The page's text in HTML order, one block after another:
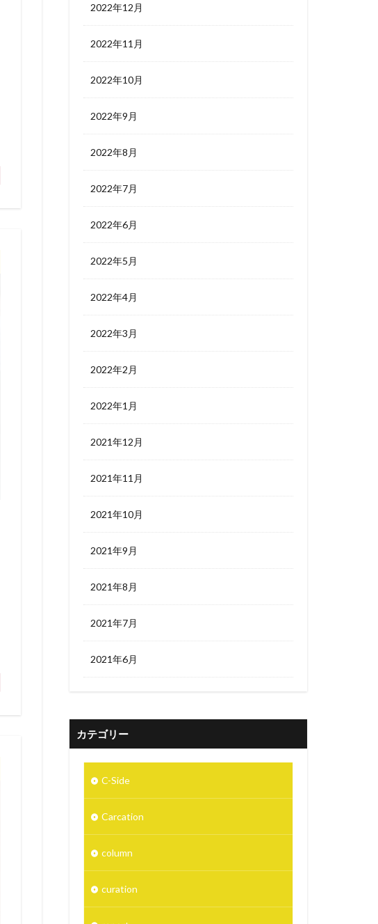
2022年12月
2022年11月
2022年10月
2022年9月
2022年8月
2022年7月
2022年6月
2022年5月
2022年4月
2022年3月
2022年2月
2022年1月
2021年12月
2021年11月
2021年10月
2021年9月
2021年8月
2021年7月
2021年6月
カテゴリー
C-Side
Carcation
column
curation